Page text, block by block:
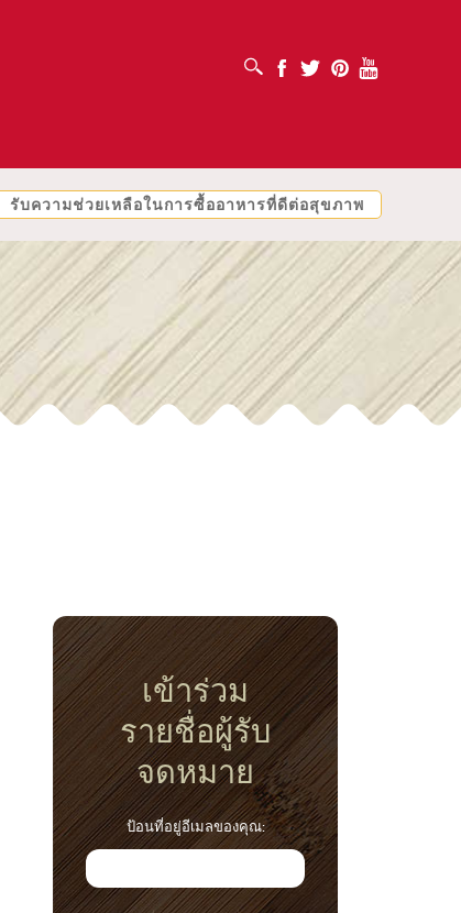
เปิดช่องค้นหา Facebook
Twitter PinterestYoutube
รับความช่วยเหลือในการซื้ออาหารที่ดีต่อสุขภาพ
เข้าร่วม
รายชื่อผู้รับ
จดหมาย
ป้อนที่อยู่อีเมลของคุณ: